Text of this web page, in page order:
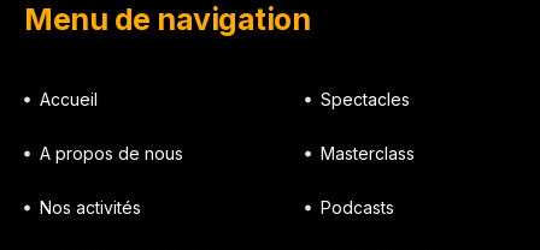
Menu de navigation
Accueil
A propos de nous
Nos activités
Spectacles
Masterclass
Podcasts